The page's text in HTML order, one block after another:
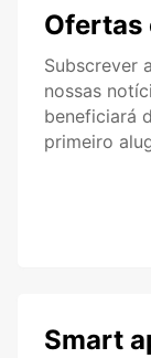
Ofertas
Subscrever
nossas
beneficiará
primeiro
Smart